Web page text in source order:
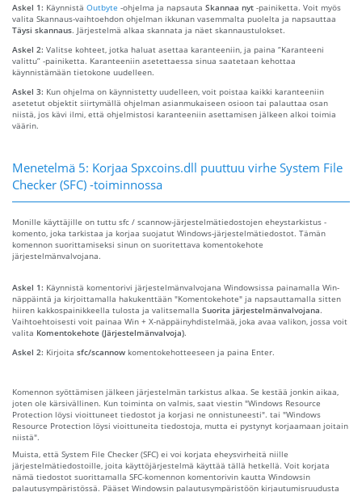
Askel 1: Käynnistä Outbyte -ohjelma ja napsauta Skannaa nyt -painiketta. Voit myös
valita Skannaus-vaihtoehdon ohjelman ikkunan vasemmalta puolelta ja napsauttaa
Täysi skannaus. Järjestelmä alkaa skannata ja näet skannaustulokset.
Askel 2: Valitse kohteet, jotka haluat asettaa karanteeniin, ja paina “Karanteeni
valittu” -painiketta. Karanteeniin asetettaessa sinua saatetaan kehottaa
käynnistämään tietokone uudelleen.
Askel 3: Kun ohjelma on käynnistetty uudelleen, voit poistaa kaikki karanteeniin
asetetut objektit siirtymällä ohjelman asianmukaiseen osioon tai palauttaa osan
niistä, jos kävi ilmi, että ohjelmistosi karanteeniin asettamisen jälkeen alkoi toimia
väärin.
Menetelmä 5: Korjaa Spxcoins.dll puuttuu virhe System File
Checker (SFC) -toiminnossa
Monille käyttäjille on tuttu sfc / scannow-järjestelmätiedostojen eheystarkistus -
komento, joka tarkistaa ja korjaa suojatut Windows-järjestelmätiedostot. Tämän
komennon suorittamiseksi sinun on suoritettava komentokehote
järjestelmänvalvojana.
Askel 1: Käynnistä komentorivi järjestelmänvalvojana Windowsissa painamalla Win-
näppäintä ja kirjoittamalla hakukenttään "Komentokehote" ja napsauttamalla sitten
hiiren kakkospainikkeella tulosta ja valitsemalla Suorita järjestelmänvalvojana.
Vaihtoehtoisesti voit painaa Win + X-näppäinyhdistelmää, joka avaa valikon, jossa voit
valita Komentokehote (Järjestelmänvalvoja).
Askel 2: Kirjoita sfc/scannow komentokehotteeseen ja paina Enter.
Komennon syöttämisen jälkeen järjestelmän tarkistus alkaa. Se kestää jonkin aikaa,
joten ole kärsivällinen. Kun toiminta on valmis, saat viestin "Windows Resource
Protection löysi vioittuneet tiedostot ja korjasi ne onnistuneesti". tai "Windows
Resource Protection löysi vioittuneita tiedostoja, mutta ei pystynyt korjaamaan joitain
niistä".
Muista, että System File Checker (SFC) ei voi korjata eheysvirheitä niille
järjestelmätiedostoille, joita käyttöjärjestelmä käyttää tällä hetkellä. Voit korjata
nämä tiedostot suorittamalla SFC-komennon komentorivin kautta Windowsin
palautusympäristössä. Pääset Windowsin palautusympäristöön kirjautumisruudusta